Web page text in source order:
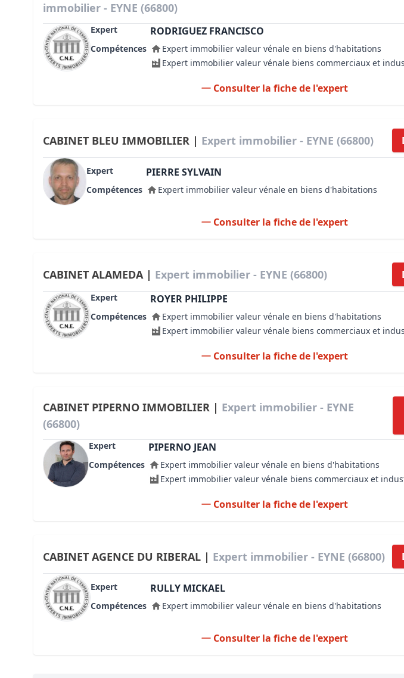
immobilier - EYNE (66800)
Expert RODRIGUEZ FRANCISCO
Compétences
Expert immobilier valeur vénale en biens d'habitations
Expert immobilier valeur vénale biens commerciaux et
Consulter la fiche de l'expert
CABINET BLEU IMMOBILIER | Expert immobilier - EYNE (66800)
Expert PIERRE SYLVAIN
Compétences Expert immobilier valeur vénale en biens d'habitations
Consulter la fiche de l'expert
CABINET ALAMEDA | Expert immobilier - EYNE (66800)
Expert ROYER PHILIPPE
Compétences
Expert immobilier valeur vénale en biens d'habitations
Expert immobilier valeur vénale biens commerciaux et
Consulter la fiche de l'expert
CABINET PIPERNO IMMOBILIER | Expert immobilier - EYNE
(66800)
Expert PIPERNO JEAN
Compétences
Expert immobilier valeur vénale en biens d'habitations
Expert immobilier valeur vénale biens commerciaux et
Consulter la fiche de l'expert
CABINET AGENCE DU RIBERAL | Expert immobilier - EYNE (66800)
Expert RULLY MICKAEL
Compétences Expert immobilier valeur vénale en biens d'habitations
Consulter la fiche de l'expert